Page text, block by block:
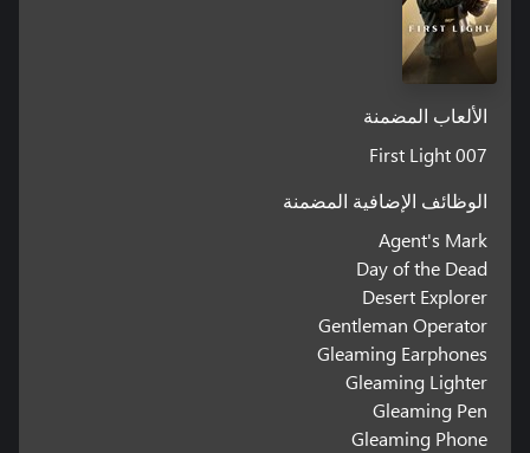
الألعاب المضمنة
007 First Light
الوظائف الإضافية المضمنة
Agent's Mark
Day of the Dead
Desert Explorer
Gentleman Operator
Gleaming Earphones
Gleaming Lighter
Gleaming Pen
Gleaming Phone